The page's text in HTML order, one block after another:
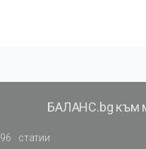
БАЛАНС.bg към
96 статии